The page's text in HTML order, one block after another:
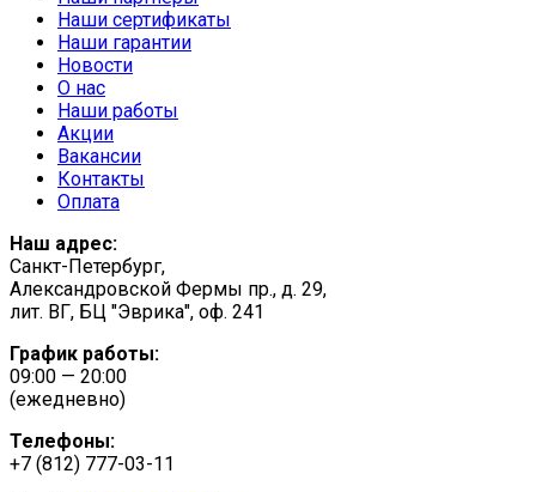
Наши сертификаты
Наши гарантии
Новости
О нас
Наши работы
Акции
Вакансии
Контакты
Оплата
Наш адрес:
Санкт-Петербург,
Александровской Фермы пр., д. 29,
лит. ВГ, БЦ "Эврика", оф. 241
График работы:
09:00 — 20:00
(ежедневно)
Телефоны:
+7 (812) 777-03-11